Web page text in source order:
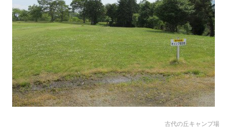
古代の丘キャンプ場